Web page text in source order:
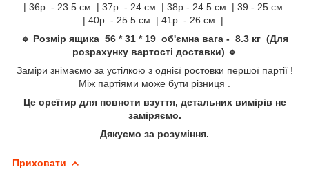
| 36р. - 23.5 см. | 37р. - 24 см. | 38р.- 24.5 см. | 39 - 25 см.
| 40р. - 25.5 см. | 41р. - 26 см. |
🔹 Розмір ящика 56 * 31 * 19 об'ємна вага - 8.3 кг (Для
розрахунку вартості доставки) 🔹
Заміри знімаємо за устілкою з однієї ростовки першої партії !
Між партіями може бути різниця .
Це ореїтир для повноти взуття, детальних вимірів не
заміряємо.
Дякуємо за розуміння.
Приховати